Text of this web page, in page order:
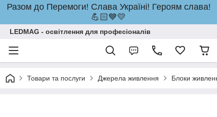
Разом до Перемоги! Слава Україні! Героям слава!
💪🏻💙💛
LEDMAG - освітлення для професіоналів
Товари та послуги Джерела живлення Блоки